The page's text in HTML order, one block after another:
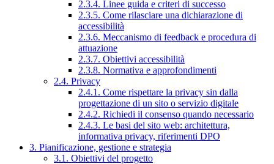
2.3.4. Linee guida e criteri di successo
2.3.5. Come rilasciare una dichiarazione di
accessibilità
2.3.6. Meccanismo di feedback e procedura di
attuazione
2.3.7. Obiettivi accessibilità
2.3.8. Normativa e approfondimenti
2.4. Privacy
2.4.1. Come rispettare la privacy sin dalla
progettazione di un sito o servizio digitale
2.4.2. Richiedi il consenso quando necessario
2.4.3. Le basi del sito web: architettura,
informativa privacy, riferimenti DPO
3. Pianificazione, gestione e strategia
3.1. Obiettivi del progetto